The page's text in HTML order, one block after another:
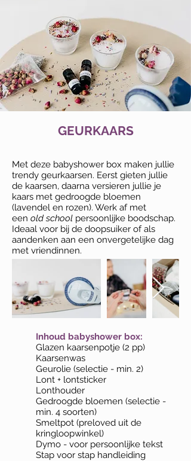
GEURKAARS
Met deze babyshower box maken jullie
trendy geurkaarsen. Eerst gieten jullie
de kaarsen, daarna versieren jullie je
kaars met gedroogde bloemen
(lavendel en rozen). Werk af met
een old school persoonlijke boodschap.
Ideaal voor bij de doopsuiker of als
aandenken aan een onvergetelijke dag
met vriendinnen.
Inhoud babyshower box:
Glazen kaarsenpotje (2 pp)
Kaarsenwas
Geurolie (selectie - min. 2)
Lont + lontsticker
Lonthouder
Gedroogde bloemen (selectie -
min. 4 soorten)
Smeltpot (preloved uit de
kringloopwinkel)
Dymo - voor persoonlijke tekst
Stap voor stap handleiding